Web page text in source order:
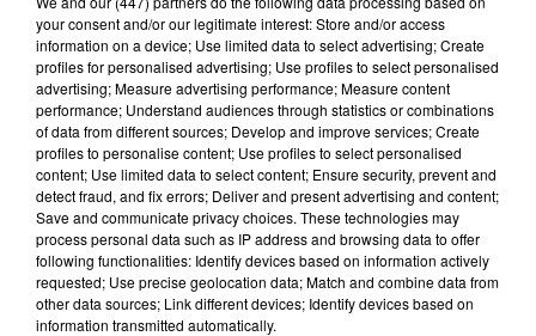
Lecture (2 min 19 sec)
100%
your consent and/or our legitimate interest: Store and/or access
information on a device; Use limited data to select advertising; Create
profiles for personalised advertising; Use profiles to select personalised
advertising; Measure advertising performance; Measure content
performance; Understand audiences through statistics or combinations
of data from different sources; Develop and improve services; Create
profiles to personalise content; Use profiles to select personalised
content; Use limited data to select content; Ensure security, prevent and
detect fraud, and fix errors; Deliver and present advertising and content;
Save and communicate privacy choices. These technologies may
process personal data such as IP address and browsing data to offer
following functionalities: Identify devices based on information actively
requested; Use precise geolocation data; Match and combine data from
other data sources; Link different devices; Identify devices based on
information transmitted automatically.